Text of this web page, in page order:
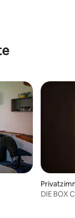
Cholula
DIE BOX